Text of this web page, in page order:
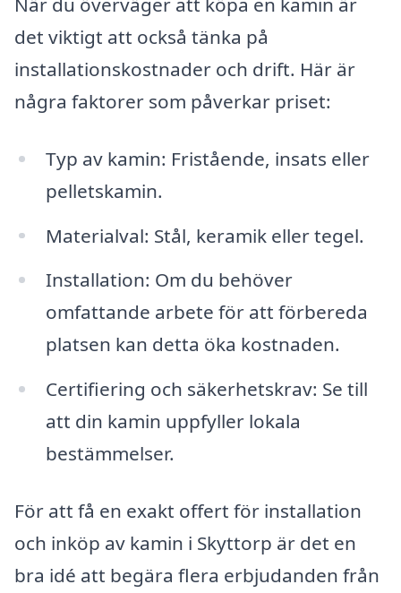
det viktigt att också tänka på
installationskostnader och drift. Här är
några faktorer som påverkar priset:
Typ av kamin: Fristående, insats eller
pelletskamin.
Materialval: Stål, keramik eller tegel.
Installation: Om du behöver
omfattande arbete för att förbereda
platsen kan detta öka kostnaden.
Certifiering och säkerhetskrav: Se till
att din kamin uppfyller lokala
bestämmelser.
För att få en exakt offert för installation
och inköp av kamin i Skyttorp är det en
bra idé att begära flera erbjudanden från